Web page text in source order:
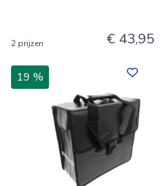
2 prijzen € 43,95
19 %